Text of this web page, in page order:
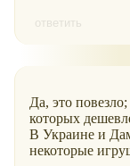
ответить
Да, это
которых
В Украине и
некоторые